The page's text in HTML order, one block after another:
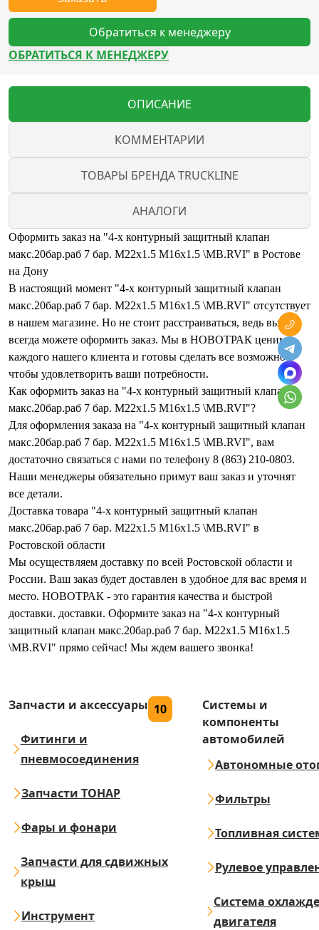
Обратиться к менеджеру
ОБРАТИТЬСЯ К МЕНЕДЖЕРУ
ОПИСАНИЕ
КОММЕНТАРИИ
ТОВАРЫ БРЕНДА TRUCKLINE
АНАЛОГИ
Оформить заказ на "4-х контурный защитный клапан
макс.20бар.раб 7 бар. М22х1.5 М16х1.5 \MB.RVI" в Ростове
на Дону
В настоящий момент "4-х контурный защитный клапан
макс.20бар.раб 7 бар. М22х1.5 М16х1.5 \MB.RVI" отсутствует
в нашем магазине. Но не стоит расстраиваться, ведь вы
всегда можете оформить заказ. Мы в НОВОТРАК ценим
каждого нашего клиента и готовы сделать все возможное,
чтобы удовлетворить ваши потребности.
Как оформить заказ на "4-х контурный защитный клапан
макс.20бар.раб 7 бар. М22х1.5 М16х1.5 \MB.RVI"?
Для оформления заказа на "4-х контурный защитный клапан
макс.20бар.раб 7 бар. М22х1.5 М16х1.5 \MB.RVI", вам
достаточно связаться с нами по телефону 8 (863) 210-0803.
Наши менеджеры обязательно примут ваш заказ и уточнят
все детали.
Доставка товара "4-х контурный защитный клапан
макс.20бар.раб 7 бар. М22х1.5 М16х1.5 \MB.RVI" в
Ростовской области
Мы осуществляем доставку по всей Ростовской области и
России. Ваш заказ будет доставлен в удобное для вас время и
место. НОВОТРАК - это гарантия качества и быстрой
доставки. доставки. Оформите заказ на "4-х контурный
защитный клапан макс.20бар.раб 7 бар. М22х1.5 М16х1.5
\MB.RVI" прямо сейчас! Мы ждем вашего звонка!
Запчасти и аксессуары 10
Фитинги и
пневмосоединения
Запчасти ТОНАР
Фары и фонари
Запчасти для сдвижных
крыш
Инструмент
Системы и
компоненты
автомобилей
Автономные
Фильтры
Топливная
Рулевое
Система
двигателя